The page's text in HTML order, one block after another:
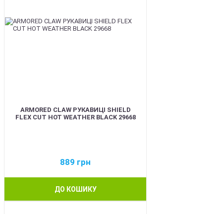
ARMORED CLAW РУКАВИЦІ SHIELD
FLEX CUT HOT WEATHER BLACK 29668
889 грн
ДО КОШИКУ